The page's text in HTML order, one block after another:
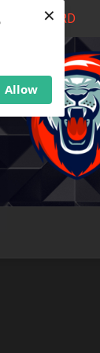
Allow
×
DISCORD